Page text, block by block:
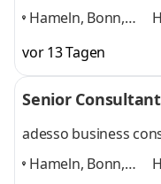
Hameln, Bonn,
Paderborn,
Düsseldorf,
vor 13 Tagen
Senior
adesso business
Hameln, Bonn,